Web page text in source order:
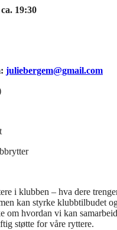
19:30
juliebergem@gmail.com
i klubben – hva dere
kan styrke klubbtilbudet
om hvordan vi kan
støtte for våre ryttere.